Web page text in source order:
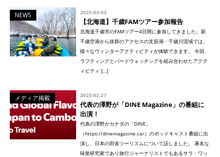
NEWS 2025-03-03
【北海道】千歳FAMツアー参加報告
北海道千歳市のFAMツアー4日間に参加してきました。新
千歳空港から抜群のアクセスの支笏湖・千歳川流域では、
様々なウィンターアクティビティが体験できます。 今回、
ラフティングとバードウォッチングを組み合わせたアクテ
ィビティ […]
メディア掲載 2025-02-27
代表の澤野が「DINE Magazine」の番組に
出演！
代表の澤野がカナダの「DINE」
（https://dinemagazine.ca/）のポッドキャスト番組に出
演し、日本の田舎ツーリズムについて話しました。 著名な
味覚研究家であり旅行ジャーナリストでもあるサラ・ワッ